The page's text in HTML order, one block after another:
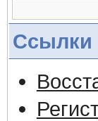
Ссылки